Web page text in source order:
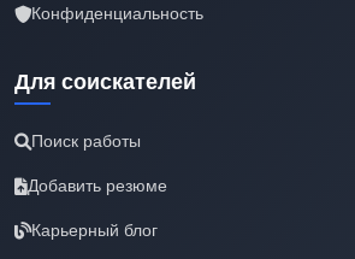
Конфиденциальность
Для соискателей
Поиск работы
Добавить резюме
Карьерный блог